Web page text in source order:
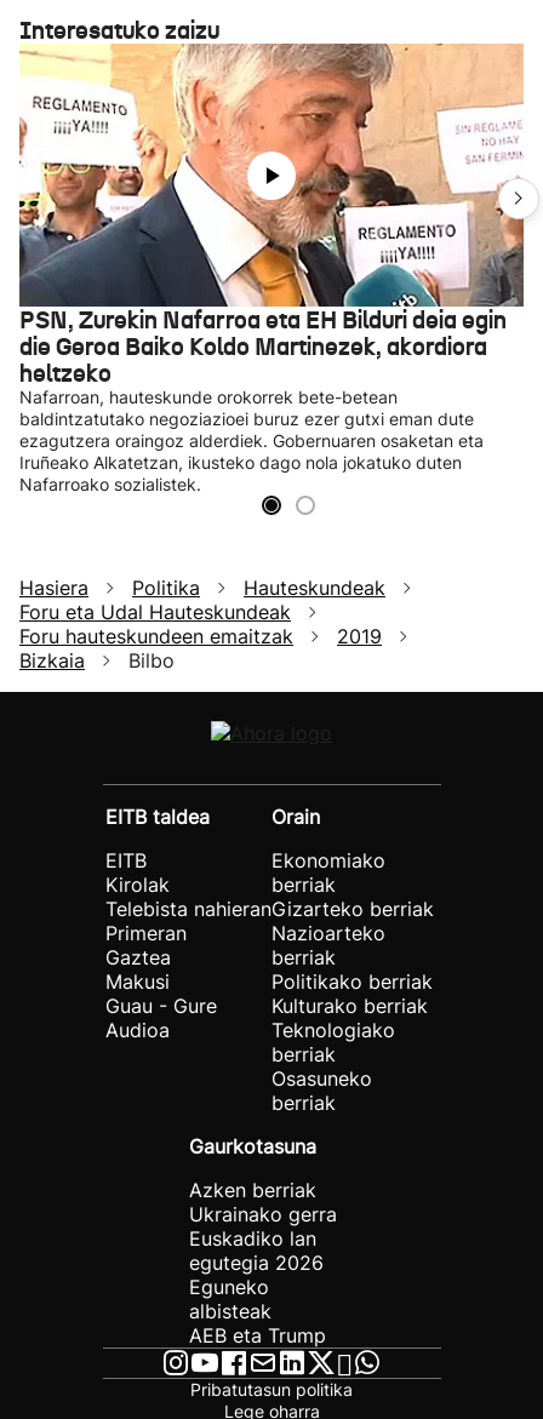
Interesatuko zaizu
PSN, Zurekin Nafarroa eta EH Bilduri deia egin
die Geroa Baiko Koldo Martinezek, akordiora
heltzeko
Nafarroan, hauteskunde orokorrek bete-betean
baldintzatutako negoziazioei buruz ezer gutxi eman dute
ezagutzera oraingoz alderdiek. Gobernuaren osaketan eta
Iruñeako Alkatetzan, ikusteko dago nola jokatuko duten
Nafarroako sozialistek.
Hasiera Politika
Hauteskundeak
Foru eta Udal Hauteskundeak
Foru hauteskundeen emaitzak
2019
Bizkaia
Bilbo
EITB taldea
EITB
Kirolak
Telebista nahieran
Primeran
Gaztea
Makusi
Guau - Gure
Audioa
Orain
Ekonomiako
berriak
Gizarteko berriak
Nazioarteko
berriak
Politikako berriak
Kulturako berriak
Teknologiako
berriak
Osasuneko
berriak
Gaurkotasuna
Azken berriak
Ukrainako gerra
Euskadiko lan
egutegia 2026
Eguneko
albisteak
AEB eta Trump
Pribatutasun politika
Lege oharra